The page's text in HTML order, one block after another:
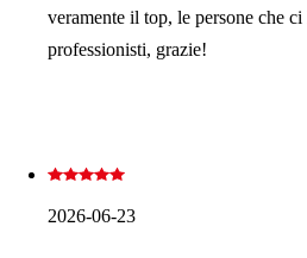
veramente il top, le persone che
professionisti, grazie!
2026-06-23